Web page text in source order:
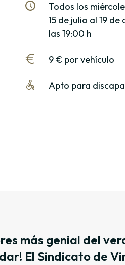
Todos los
15 de julio al 19
las 19:00 h
9 € por vehículo
Apto para
más genial del
El Sindicato de